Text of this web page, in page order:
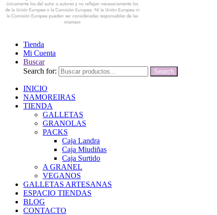
Tienda
Mi Cuenta
Buscar
Search for:
Search
INICIO
NAMOREIRAS
TIENDA
GALLETAS
GRANOLAS
PACKS
Caja Landra
Caja Miudiñas
Caja Surtido
A GRANEL
VEGANOS
GALLETAS ARTESANAS
ESPACIO TIENDAS
BLOG
CONTACTO